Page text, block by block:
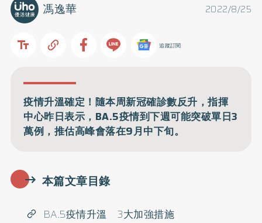
2022/8/25
馮逸華
追蹤訂閱
疫情升溫確定！隨本周新冠確診數反升，指揮
中心昨日表示，BA.5疫情到下週可能突破單日3
萬例，推估高峰會落在9月中下旬。
本篇文章目錄
BA.5疫情升溫 3大加強措施